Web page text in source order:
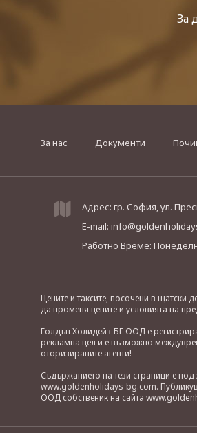
За
За нас Документи
Адрес: гр. София, ул.
E-mail:
Работно Време:
Цените и таксите, посочени в
да променя цените и условията на
Голдън Холидейз-БГ ООД е
рекламна цел и е възможно
оторизираните агенти!
Съдържанието на тези страници е
www.goldenholidays-bg.com.
ООД собственик на сайта